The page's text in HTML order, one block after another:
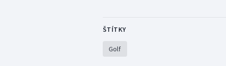
ŠTÍTKY
Golf